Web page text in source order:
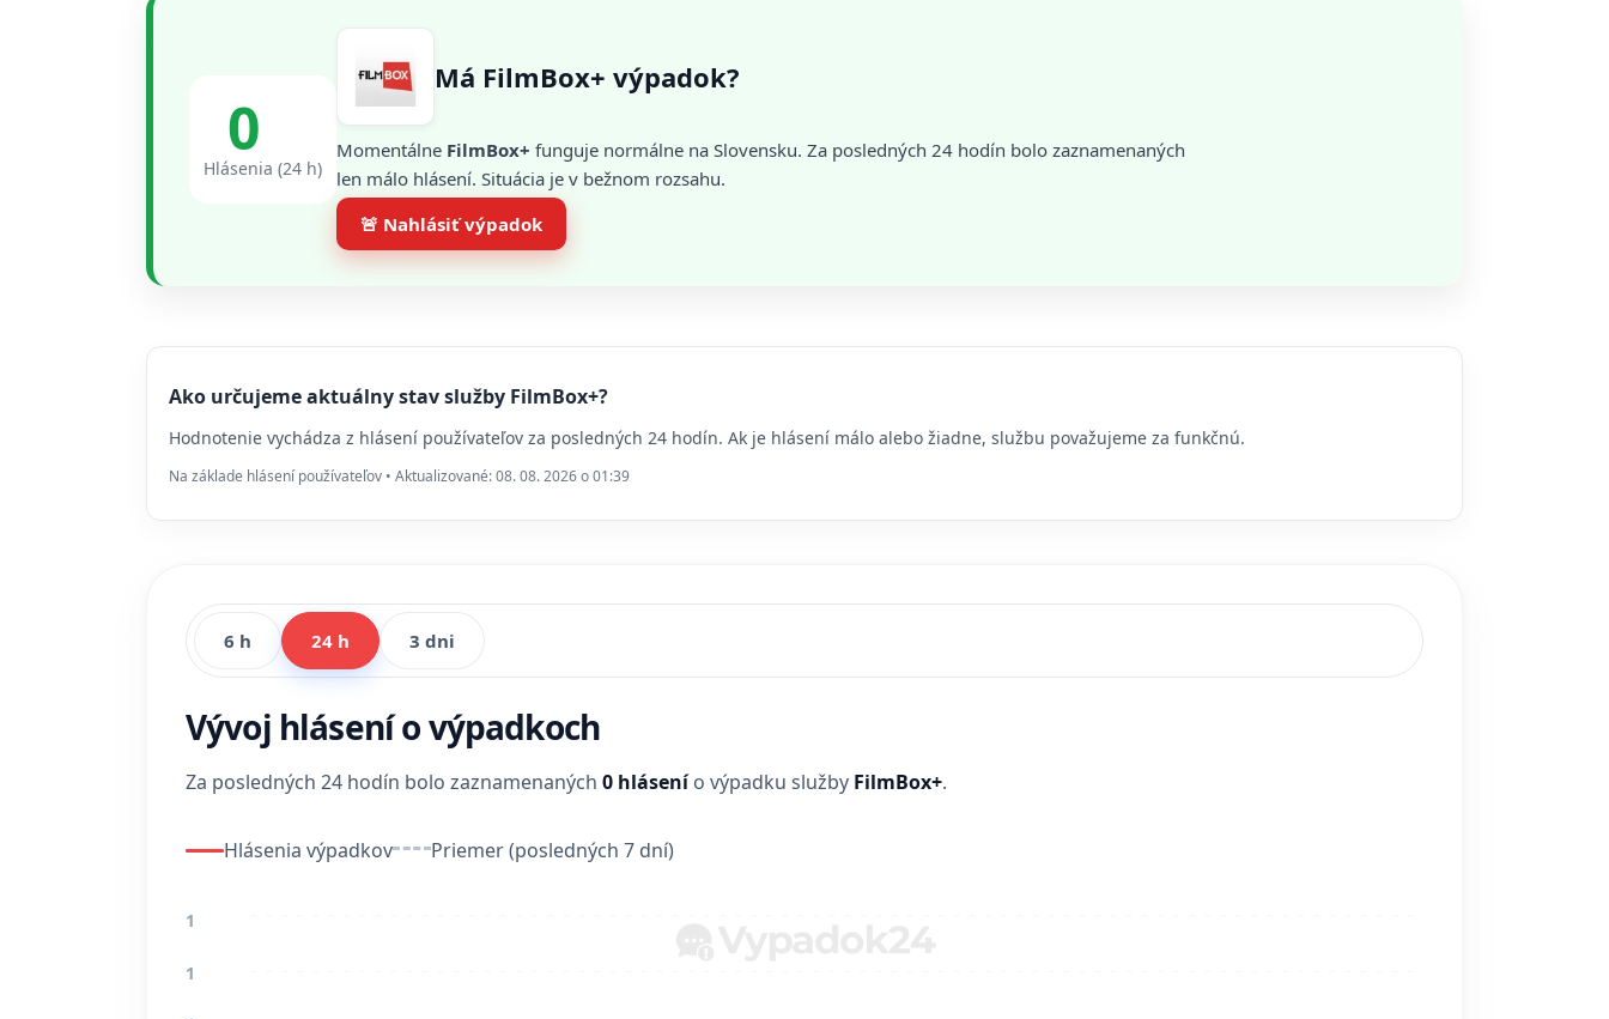
0
Hlásenia (24 h)
Má FilmBox+ výpadok?
Momentálne FilmBox+ funguje normálne na Slovensku. Za posledných 24 hodín bolo zaznamenaných
len málo hlásení. Situácia je v bežnom rozsahu.
🚨 Nahlásiť výpadok
Ako určujeme aktuálny stav služby FilmBox+?
Hodnotenie vychádza z hlásení používateľov za posledných 24 hodín. Ak je hlásení málo alebo žiadne, službu považujeme za funkčnú.
Na základe hlásení používateľov • Aktualizované: 08. 08. 2026 o 01:39
6 h 24 h 3 dni
Vývoj hlásení o výpadkoch
Za posledných 24 hodín bolo zaznamenaných 0 hlásenío výpadku služby FilmBox+.
Hlásenia výpadkov Priemer (posledných 7 dní)
1
1